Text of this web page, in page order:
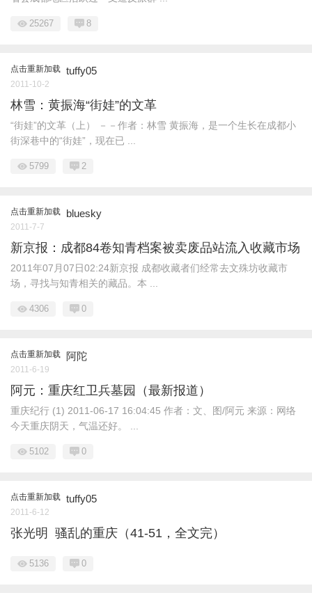
25267 8
点击重新加载 tuffy05
2011-10-2
林雪：黄振海“街娃”的文革
“街娃”的文革（上） －－作者：林雪 黄振海，是一个生长在成都小
街深巷中的“街娃”，现在已 ...
5799 2
点击重新加载 bluesky
2011-7-7
新京报：成都84卷知青档案被卖废品站流入收藏市场
2011年07月07日02:24新京报 成都收藏者们经常去文殊坊收藏市
场，寻找与知青相关的藏品。本 ...
4306 0
点击重新加载 阿陀
2011-6-19
阿元：重庆红卫兵墓园（最新报道）
重庆纪行 (1) 2011-06-17 16:04:45 作者：文、图/阿元 来源：网络
今天重庆阴天，气温还好。 ...
5102 0
点击重新加载 tuffy05
2011-6-12
张光明 骚乱的重庆（41-51，全文完）
5136 0